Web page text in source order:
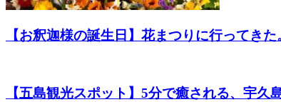
【お釈迦様の誕生日】花まつりに行ってき
【五島観光スポット】5分で癒される、宇久